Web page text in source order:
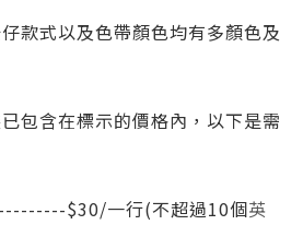
款式以及色帶顏色均有多顏色及
包含在標示的價格內，以下是需
$30/一行(不超過10個英